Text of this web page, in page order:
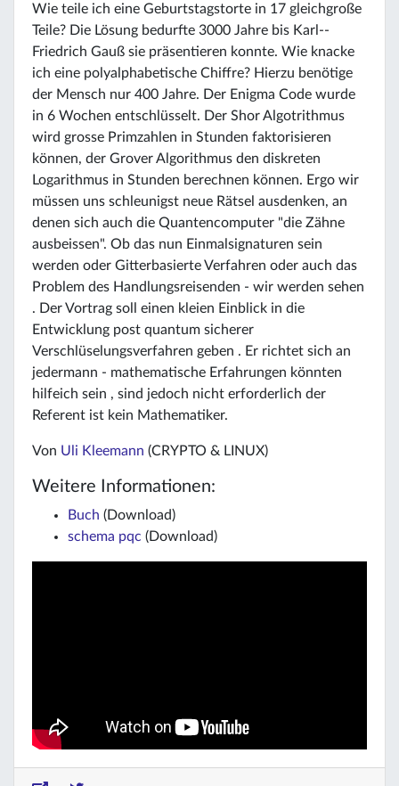
Wie teile ich eine Geburtstagstorte in 17 gleichgroße
Teile? Die Lösung bedurfte 3000 Jahre bis Karl--
Friedrich Gauß sie präsentieren konnte. Wie knacke
ich eine polyalphabetische Chiffre? Hierzu benötige
der Mensch nur 400 Jahre. Der Enigma Code wurde
in 6 Wochen entschlüsselt. Der Shor Algotrithmus
wird grosse Primzahlen in Stunden faktorisieren
können, der Grover Algorithmus den diskreten
Logarithmus in Stunden berechnen können. Ergo wir
müssen uns schleunigst neue Rätsel ausdenken, an
denen sich auch die Quantencomputer "die Zähne
ausbeissen". Ob das nun Einmalsignaturen sein
werden oder Gitterbasierte Verfahren oder auch das
Problem des Handlungsreisenden - wir werden sehen
. Der Vortrag soll einen kleien Einblick in die
Entwicklung post quantum sicherer
Verschlüselungsverfahren geben . Er richtet sich an
jedermann - mathematische Erfahrungen könnten
hilfeich sein , sind jedoch nicht erforderlich der
Referent ist kein Mathematiker.
Von Uli Kleemann (CRYPTO & LINUX)
Weitere Informationen:
Buch (Download)
schema pqc (Download)